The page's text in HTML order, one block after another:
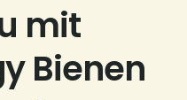
mit
Bienen